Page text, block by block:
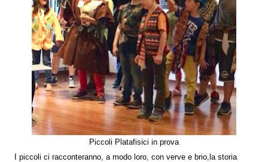
Piccoli Platafisici in prova
I piccoli ci racconteranno, a modo loro, con verve e brio,la storia